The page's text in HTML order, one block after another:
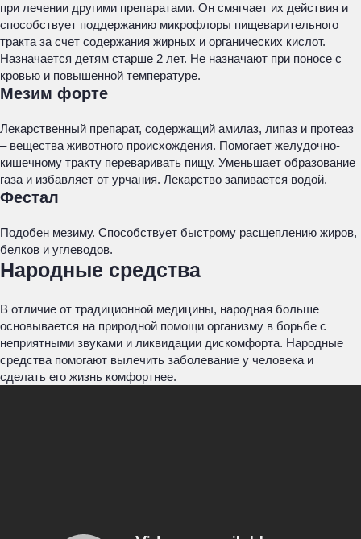
при лечении другими препаратами. Он смягчает их действия и
способствует поддержанию микрофлоры пищеварительного
тракта за счет содержания жирных и органических кислот.
Назначается детям старше 2 лет. Не назначают при поносе с
кровью и повышенной температуре.
Мезим форте
Лекарственный препарат, содержащий амилаз, липаз и протеаз
– вещества животного происхождения. Помогает желудочно-
кишечному тракту переваривать пищу. Уменьшает образование
газа и избавляет от урчания. Лекарство запивается водой.
Фестал
Подобен мезиму. Способствует быстрому расщеплению жиров,
белков и углеводов.
Народные средства
В отличие от традиционной медицины, народная больше
основывается на природной помощи организму в борьбе с
неприятными звуками и ликвидации дискомфорта. Народные
средства помогают вылечить заболевание у человека и
сделать его жизнь комфортнее.